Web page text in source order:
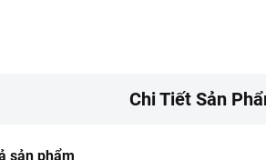
Chi Tiết Sản
sản phẩm